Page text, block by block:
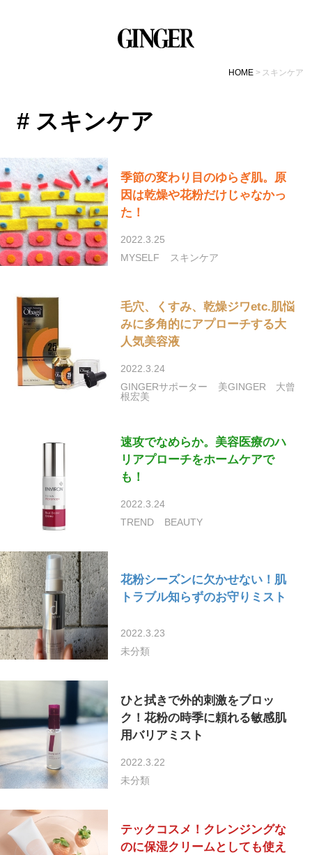
HOME スキンケア
# スキンケア
季節の変わり目のゆらぎ肌。原
因は乾燥や花粉だけじゃなかっ
た！
2022.3.25
MYSELF
スキンケア
毛穴、くすみ、乾燥ジワetc.肌悩
みに多角的にアプローチする大
人気美容液
2022.3.24
GINGERサポーター
美GINGER
大曾
根宏美
速攻でなめらか。美容医療のハ
リアプローチをホームケアで
も！
2022.3.24
TREND
BEAUTY
花粉シーズンに欠かせない！肌
トラブル知らずのお守りミスト
2022.3.23
未分類
ひと拭きで外的刺激をブロッ
ク！花粉の時季に頼れる敏感肌
用バリアミスト
2022.3.22
未分類
テックコスメ！クレンジングな
のに保湿クリームとしても使え